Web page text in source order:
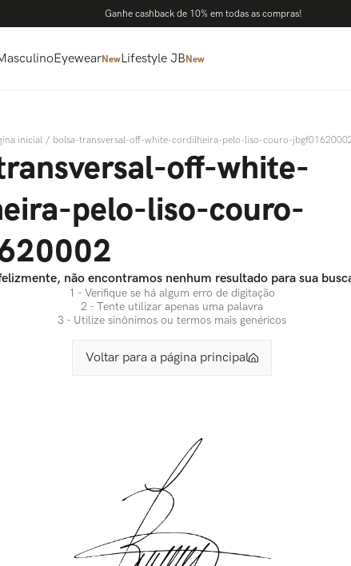
Ganhe cashback de 10% em todas as compras!
EyewearNewLifestyle JBNew
bolsa-transversal-off-white-cordilheira-pelo-liso-couro-
off-white-
pelo-liso-couro-
não encontramos nenhum resultado para sua
1 - Verifique se há algum erro de digitação
2 - Tente utilizar apenas uma palavra
3 - Utilize sinônimos ou termos mais genéricos
Voltar para a página principal